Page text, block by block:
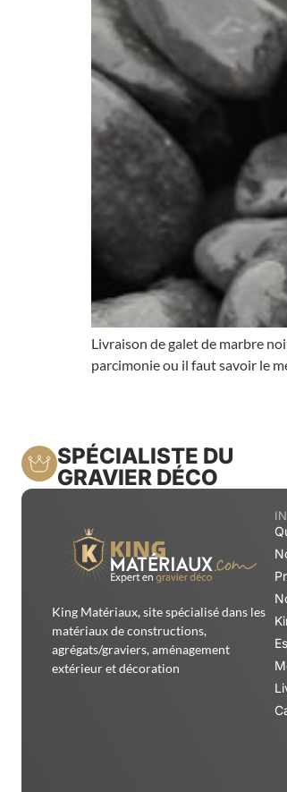
Livraison de galet de marbre
parcimonie ou il faut savoir le
SPÉCIALISTE DU
GRAVIER DÉCO
King Matériaux, site spécialisé dans les
matériaux de constructions,
agrégats/graviers, aménagement
extérieur et décoration